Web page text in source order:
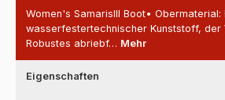
Women's SamarisIII Boot• Obermaterial:
wasserfestertechnischer Kunststoff, der
Robustes abriebf… Mehr
Eigenschaften